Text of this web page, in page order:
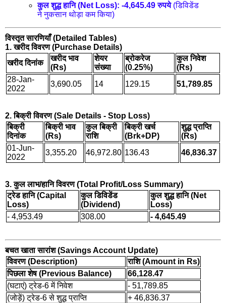
कुल शुद्ध हानि (Net Loss): -4,645.49 रुपये(डिविडेंड
ने नुकसान थोड़ा कम किया)
विस्तृत सारणियाँ (Detailed Tables)
1. खरीद विवरण (Purchase Details)
खरीद दिनांक
खरीद भाव
(Rs)
शेयर
संख्या
ब्रोकरेज
(0.25%)
कुल निवेश
(Rs)
28-Jan-
2022
3,690.05 14 129.15 51,789.85
2. बिक्री विवरण (Sale Details - Stop Loss)
बिक्री
दिनांक
बिक्री भाव
(Rs)
कुल बिक्री
राशि
बिक्री खर्च
(Brk+DP)
शुद्ध प्राप्ति
(Rs)
01-Jun-
2022
3,355.20 46,972.80 136.43 46,836.37
3. कुल लाभ/हानि विवरण (Total Profit/Loss Summary)
ट्रेड हानि (Capital
Loss)
कुल डिविडेंड
(Dividend)
कुल शुद्ध हानि (Net
Loss)
- 4,953.49
308.00 - 4,645.49
बचत खाता सारांश (Savings Account Update)
विवरण (Description)
राशि (Amount in Rs)
पिछला शेष (Previous Balance)
66,128.47
(घटाएं) ट्रेड-6 में निवेश
- 51,789.85
(जोड़ें) ट्रेड-6 से शुद्ध प्राप्ति
+ 46,836.37